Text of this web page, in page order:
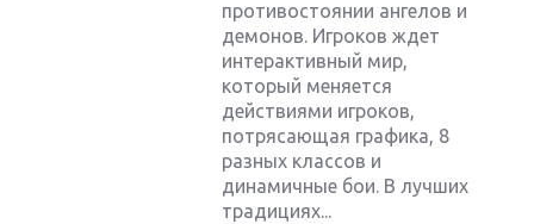
противостоянии ангелов и
демонов. Игроков ждет
интерактивный мир,
который меняется
действиями игроков,
потрясающая графика, 8
разных классов и
динамичные бои. В лучших
традициях...